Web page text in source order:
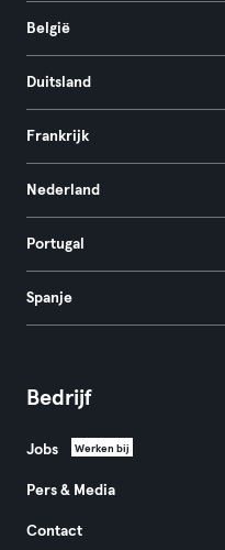
België
Duitsland
Frankrijk
Nederland
Portugal
Spanje
Bedrijf
Jobs Werken bij
Pers & Media
Contact